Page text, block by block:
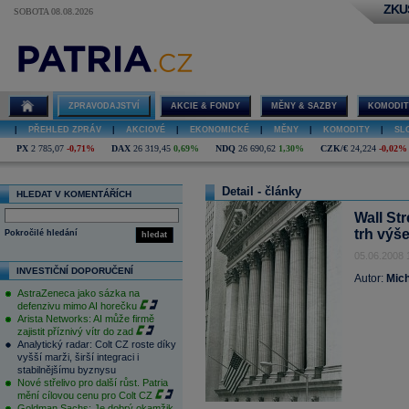
SOBOTA 08.08.2026
ZPRAVODAJSTVÍ AKCIE & FONDY MĚNY & SAZBY
PŘEHLED ZPRÁV AKCIOVÉ EKONOMICKÉ MĚNY KOMODITY
PX 2 785,07 -0,71% DAX 26 319,45 0,69% NDQ 26 690,62 1,30% CZK/€ 24,224 -0,02%
HLEDAT V KOMENTÁŘÍCH
hledat
Pokročilé hledání
INVESTIČNÍ DOPORUČENÍ
AstraZeneca jako sázka na
defenzivu mimo AI horečku
Arista Networks: AI může firmě
zajistit příznivý vítr do zad
Analytický radar: Colt CZ roste díky
vyšší marži, širší integraci i
stabilnějšímu byznysu
Nové střelivo pro další růst. Patria
mění cílovou cenu pro Colt CZ
Detail - články
Wall
trh výše
05.06.2008
Autor: